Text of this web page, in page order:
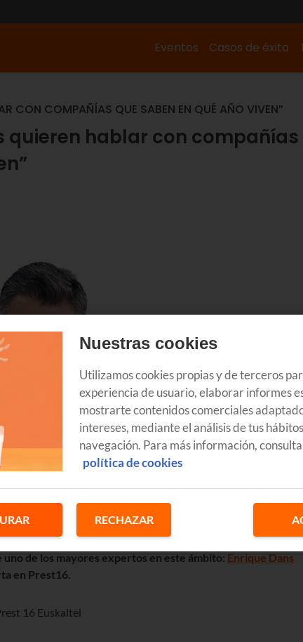
Eventos Casos de éxito
CON COMPAÑÍAS QUE SABEN EN QUÉ AÑO VIVEN”
quieren hablar con compañías
Prest
con la intención de acercar a las empresas vascas a la
en Tabakalerapara explicarte la importancia de
uno de los mayores expertos en este ámbito: Enrique Dans
en Prest16.
Nuestras cookies
Utilizamos cookies propias y de terceros
experiencia de usuario, elaborar informes
mostrarte contenidos comerciales
intereses, mediante el análisis de tus
navegación. Para más información,
política de cookies
RECHAZAR